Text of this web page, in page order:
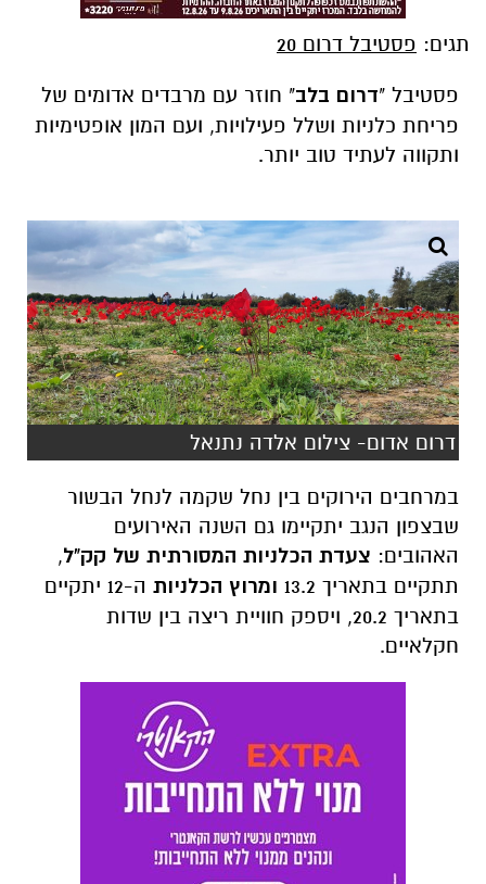
תגים: פסטיבל דרום 20
פסטיבל "דרום בלב" חוזר עם מרבדים אדומים של
פריחת כלניות ושלל פעילויות, ועם המון אופטימיות
ותקווה לעתיד טוב יותר.
דרום אדום- צילום אלדה נתנאל
במרחבים הירוקים בין נחל שקמה לנחל הבשור
שבצפון הנגב יתקיימו גם השנה האירועים
האהובים: צעדת הכלניות המסורתית של קק"ל,
תתקיים בתאריך 13.2
ומרוץ הכלניות
ה-12 יתקיים
בתאריך 20.2, ויספק חוויית ריצה בין שדות
חקלאיים.